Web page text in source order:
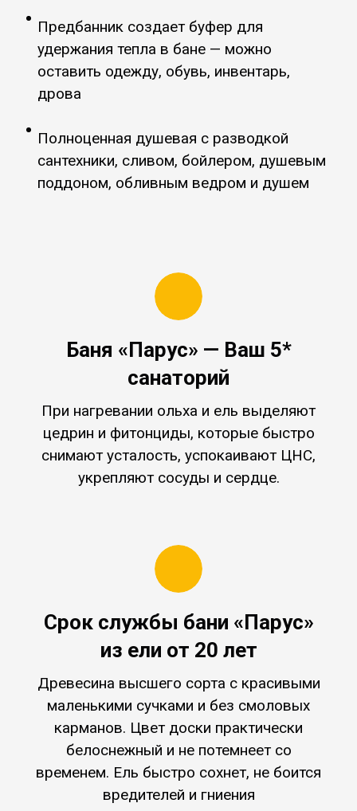
Предбанник создает буфер для
удержания тепла в бане — можно
оставить одежду, обувь, инвентарь,
дрова
Полноценная душевая с разводкой
сантехники, сливом, бойлером, душевым
поддоном, обливным ведром и душем
Баня «Парус» — Ваш 5*
санаторий
При нагревании ольха и ель выделяют
цедрин и фитонциды, которые быстро
снимают усталость, успокаивают ЦНС,
укрепляют сосуды и сердце.
Срок службы бани «Парус»
из ели от 20 лет
Древесина высшего сорта с красивыми
маленькими сучками и без смоловых
карманов. Цвет доски практически
белоснежный и не потемнеет со
временем. Ель быстро сохнет, не боится
вредителей и гниения